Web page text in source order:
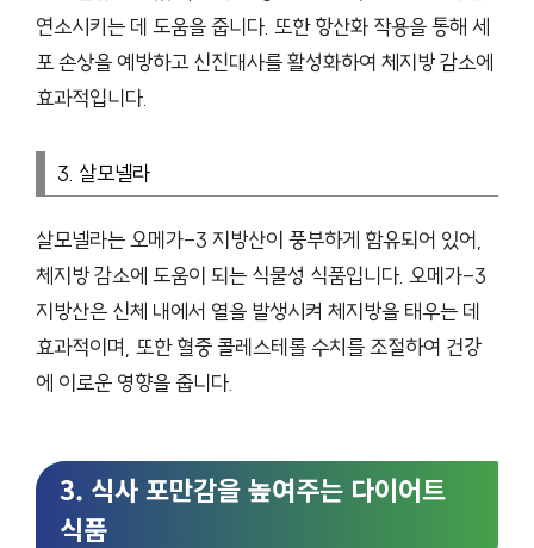
연소시키는 데 도움을 줍니다. 또한 항산화 작용을 통해 세
포 손상을 예방하고 신진대사를 활성화하여 체지방 감소에
효과적입니다.
3. 살모넬라
살모넬라는 오메가-3 지방산이 풍부하게 함유되어 있어,
체지방 감소에 도움이 되는 식물성 식품입니다. 오메가-3
지방산은 신체 내에서 열을 발생시켜 체지방을 태우는 데
효과적이며, 또한 혈중 콜레스테롤 수치를 조절하여 건강
에 이로운 영향을 줍니다.
3. 식사 포만감을 높여주는 다이어트
식품